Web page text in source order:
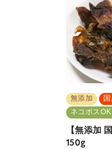
無添加
ネコポス
【無添加
150g